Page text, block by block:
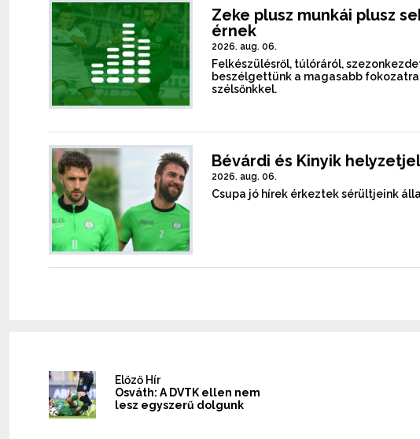
Zeke plusz munkái plusz
érnek
2026. aug. 06.
Felkészülésről, túlóráról,
beszélgettünk a magasabb
szélsőnkkel.
Bévárdi és Kinyik
2026. aug. 06.
Csupa jó hírek érkeztek sérültjeink
Előző Hír
Osváth: A DVTK ellen nem
lesz egyszerű dolgunk